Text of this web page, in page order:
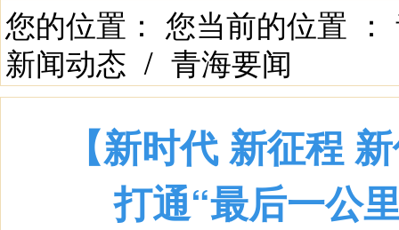
您的位置： 您当前的位置 ：
新闻动态 / 青海要闻
【新时代 新征程
打通“最后一公